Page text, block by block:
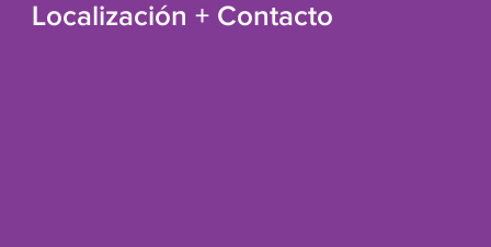
Localización + Contacto